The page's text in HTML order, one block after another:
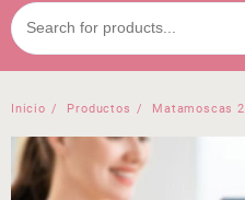
Inicio Productos Matamoscas 2